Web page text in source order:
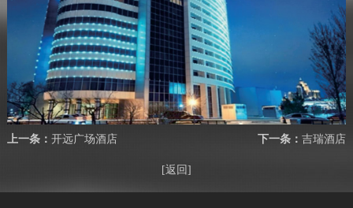
上一条： 开远广场酒店 下一条：吉瑞酒店
[返回]